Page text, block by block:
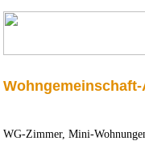
WG-Zimmer, Mini-